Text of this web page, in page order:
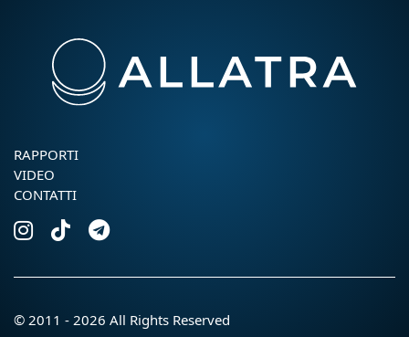
RAPPORTI
VIDEO
CONTATTI
© 2011 - 2026 All Rights Reserved